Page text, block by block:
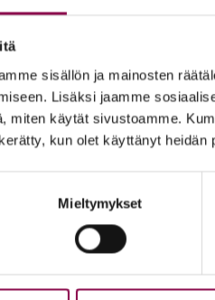
sisällön ja mainosten
Lisäksi jaamme
miten käytät sivustoamme.
kun olet käyttänyt heidän
Mieltymykset
var­paat Rau­ha – jal­ka­
€